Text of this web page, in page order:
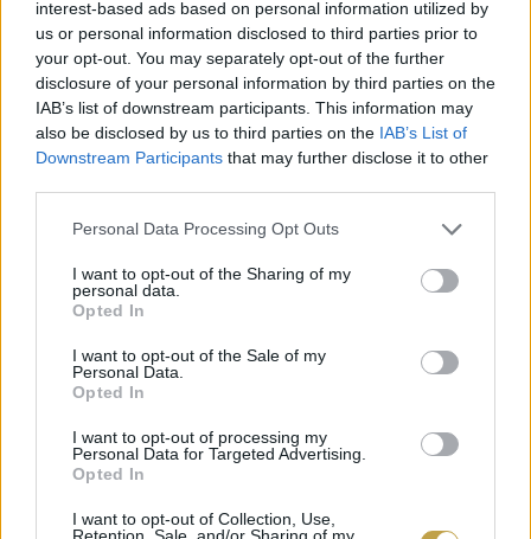
interest-based ads based on personal information utilized by
us or personal information disclosed to third parties prior to
your opt-out. You may separately opt-out of the further
disclosure of your personal information by third parties on the
IAB’s list of downstream participants. This information may
also be disclosed by us to third parties on the IAB’s List of
Downstream Participants that may further disclose it to other
Please note that this website/app uses one or more Google
not limited to your visit or usage behaviour. You may click to
grant or deny consent to Google and its third-party tags to
use your data for below specified purposes in below Google
consent section.
Personal Data Processing Opt Outs
I want to opt-out of the Sharing of my
personal data.
Opted In
I want to opt-out of the Sale of my
Personal Data.
Opted In
I want to opt-out of processing my
Personal Data for Targeted Advertising.
Opted In
I want to opt-out of Collection, Use,
Retention, Sale, and/or Sharing of my
1 dl víz
Így készül
A hozzávalókat daraboljuk fel és keverjük
és a saláta mellé külön kínáljuk.
SÜLTEKBŐL CSIRKÉS LEPÉNY
TÉSZTA NÉLKÜL
Hozzávalók
Sülthús (az eredeti baconnel vagy sonkával